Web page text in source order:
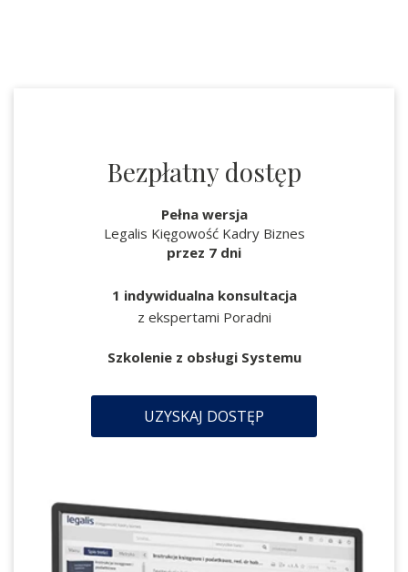
Bezpłatny dostęp
Pełna wersja
Legalis Kięgowość Kadry Biznes
przez 7 dni
1 indywidualna konsultacja
z ekspertami Poradni
Szkolenie z obsługi Systemu
UZYSKAJ DOSTĘP